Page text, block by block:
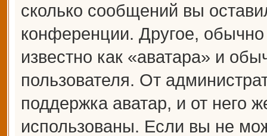
сколько сообщений вы
конференции. Другое,
известно как «аватара» и
пользователя. От
поддержка аватар, и от него
использованы. Если вы не